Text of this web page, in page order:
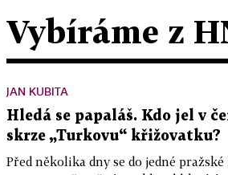
Vybíráme z
JAN KUBITA
Hledá se papaláš. Kdo jel v
skrze „Turkovu“ křižovatku?
Před několika dny se do jedné